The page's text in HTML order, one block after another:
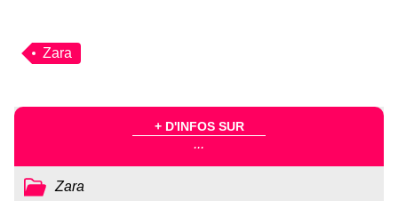
Zara
+ D'INFOS SUR
...
Zara